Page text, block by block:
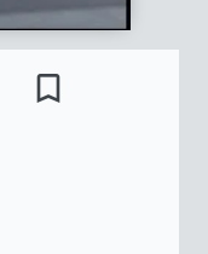
bookmark_border